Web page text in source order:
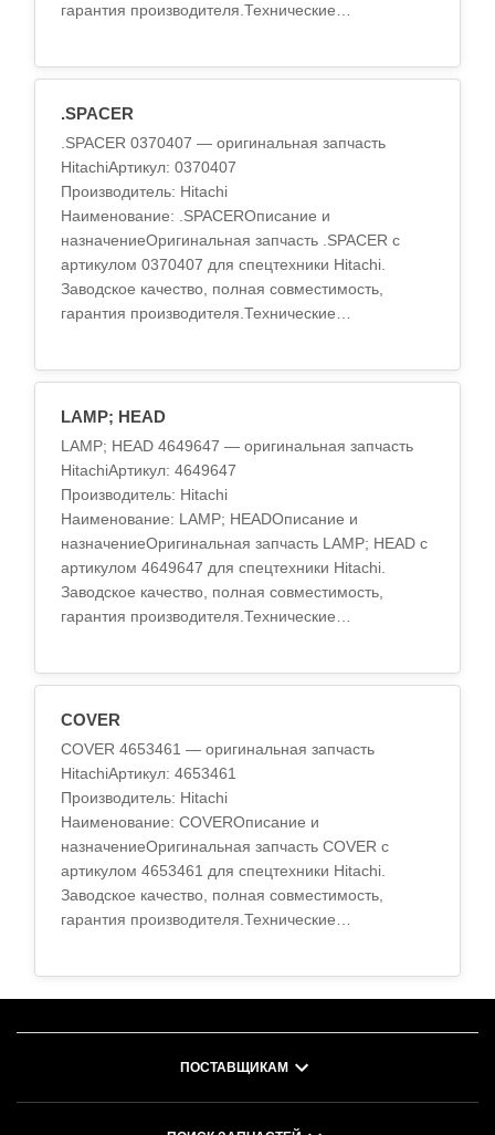
гарантия производителя.Технические
.SPACER
.SPACER 0370407 — оригинальная запчасть
HitachiАртикул: 0370407
Производитель: Hitachi
Наименование: .SPACERОписание и
назначениеОригинальная запчасть .SPACER с
артикулом 0370407 для спецтехники Hitachi.
Заводское качество, полная совместимость,
гарантия производителя.Технические
LAMP; HEAD
LAMP; HEAD 4649647 — оригинальная запчасть
HitachiАртикул: 4649647
Производитель: Hitachi
Наименование: LAMP; HEADОписание и
назначениеОригинальная запчасть LAMP; HEAD с
артикулом 4649647 для спецтехники Hitachi.
Заводское качество, полная совместимость,
гарантия производителя.Технические
COVER
COVER 4653461 — оригинальная запчасть
HitachiАртикул: 4653461
Производитель: Hitachi
Наименование: COVERОписание и
назначениеОригинальная запчасть COVER с
артикулом 4653461 для спецтехники Hitachi.
Заводское качество, полная совместимость,
гарантия производителя.Технические
ПОСТАВЩИКАМ